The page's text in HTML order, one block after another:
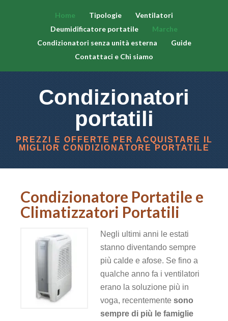
Home Tipologie
Ventilatori
Deumidificatore portatile
Marche
Condizionatori senza unità esterna
Guide
Contattaci e Chi siamo
Condizionatori
portatili
PREZZI E OFFERTE PER ACQUISTARE IL
MIGLIOR CONDIZIONATORE PORTATILE
Condizionatore Portatile e
Climatizzatori Portatili
Negli ultimi anni le estati
stanno diventando sempre
più calde e afose. Se fino a
qualche anno fa i ventilatori
erano la soluzione più in
voga, recentemente sono
sempre di più le famiglie